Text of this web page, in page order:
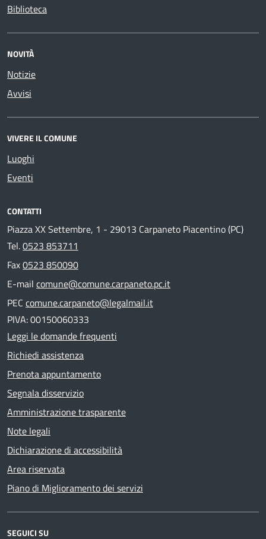
Biblioteca
NOVITÀ
Notizie
Avvisi
VIVERE IL COMUNE
Luoghi
Eventi
CONTATTI
Piazza XX Settembre, 1 - 29013 Carpaneto Piacentino (PC)
Tel.0523 853711
Fax0523 850090
E-mail comune@comune.carpaneto.pc.it
PEC comune.carpaneto@legalmail.it
PIVA: 00150060333
Leggi le domande frequenti
Richiedi assistenza
Prenota appuntamento
Segnala disservizio
Amministrazione trasparente
Note legali
Dichiarazione di accessibilità
Area riservata
Piano di Miglioramento dei servizi
SEGUICI SU